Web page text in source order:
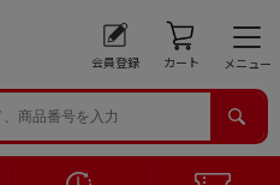
会員登録 カート メニュー